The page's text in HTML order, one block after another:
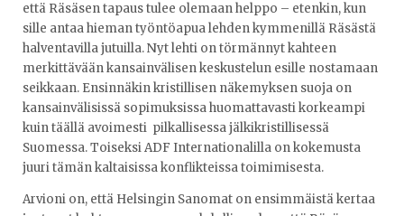
että Räsäsen tapaus tulee olemaan helppo – etenkin, kun
sille antaa hieman työntöapua lehden kymmenillä Räsästä
halventavilla jutuilla. Nyt lehti on törmännyt kahteen
merkittävään kansainvälisen keskustelun esille nostamaan
seikkaan. Ensinnäkin kristillisen näkemyksen suoja on
kansainvälisissä sopimuksissa huomattavasti korkeampi
kuin täällä avoimesti pilkallisessa jälkikristillisessä
Suomessa. Toiseksi ADF Internationalilla on kokemusta
juuri tämän kaltaisissa konflikteissa toimimisesta.
Arvioni on, että Helsingin Sanomat on ensimmäistä kertaa